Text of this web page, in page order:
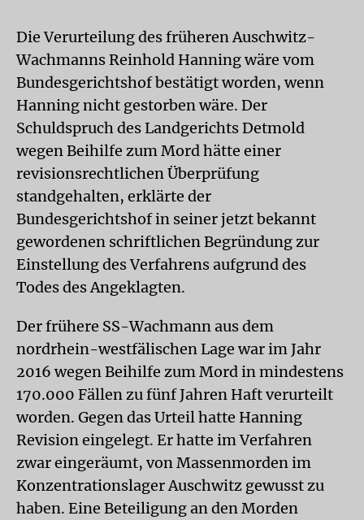
Die Verurteilung des früheren Auschwitz-
Wachmanns Reinhold Hanning wäre vom
Bundesgerichtshof bestätigt worden, wenn
Hanning nicht gestorben wäre. Der
Schuldspruch des Landgerichts Detmold
wegen Beihilfe zum Mord hätte einer
revisionsrechtlichen Überprüfung
standgehalten, erklärte der
Bundesgerichtshof in seiner jetzt bekannt
gewordenen schriftlichen Begründung zur
Einstellung des Verfahrens aufgrund des
Todes des Angeklagten.
Der frühere SS-Wachmann aus dem
nordrhein-westfälischen Lage war im Jahr
2016 wegen Beihilfe zum Mord in mindestens
170.000 Fällen zu fünf Jahren Haft verurteilt
worden. Gegen das Urteil hatte Hanning
Revision eingelegt. Er hatte im Verfahren
zwar eingeräumt, von Massenmorden im
Konzentrationslager Auschwitz gewusst zu
haben. Eine Beteiligung an den Morden